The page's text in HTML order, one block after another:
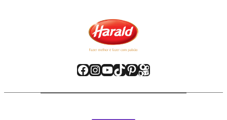
Facebook
Instagram
Youtube
TikTok
Pinterest
Kwai